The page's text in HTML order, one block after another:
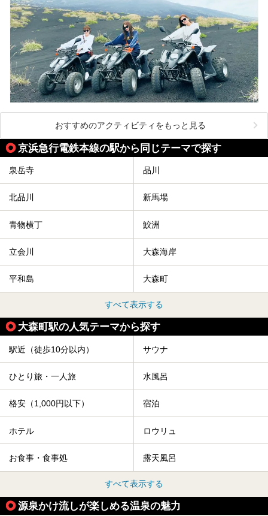
おすすめのアクティビティをもっと見る
京浜急行電鉄本線の駅から同じテーマで探す
泉岳寺 品川
北品川 新馬場
青物横丁 鮫洲
立会川 大森海岸
平和島 大森町
すべて表示する
大森町駅の人気テーマから探す
駅近（徒歩10分以内） サウナ
ひとり旅・一人旅 水風呂
格安（1,000円以下） 宿泊
ホテル ロウリュ
お食事・食事処 露天風呂
すべて表示する
源泉かけ流しが楽しめる温泉の魅力